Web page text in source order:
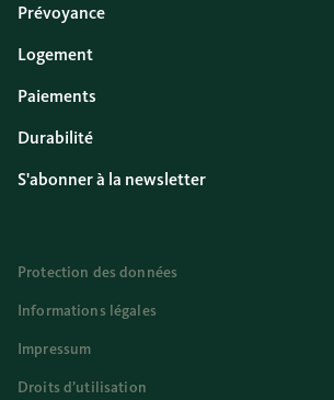
Prévoyance
Logement
Paiements
Durabilité
S'abonner à la newsletter
Protection des données
Informations légales
Impressum
Droits d’utilisation